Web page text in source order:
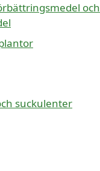
och
suckulenter